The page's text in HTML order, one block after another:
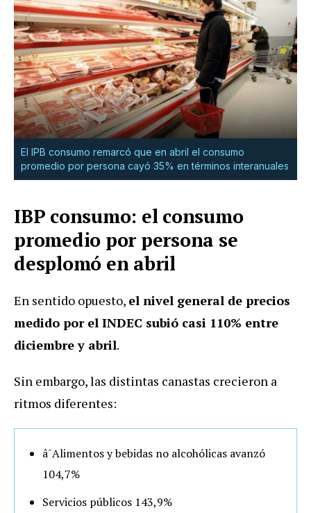
El IPB consumo remarcó que en abril el consumo
promedio por persona cayó 35% en términos interanuales
IBP consumo: el consumo
promedio por persona se
desplomó en abril
En sentido opuesto, el nivel general de precios
medido por el INDEC subió casi 110% entre
diciembre y abril.
Sin embargo, las distintas canastas crecieron a
ritmos diferentes:
â¯Alimentos y bebidas no alcohólicas avanzó
104,7%
Servicios públicos 143,9%